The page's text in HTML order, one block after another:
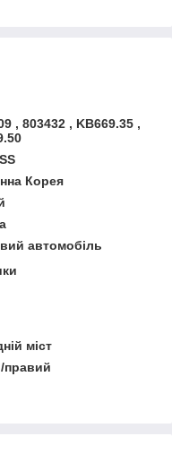
, 803432 , KB669.35 ,
Корея
автомобіль
міст
правий